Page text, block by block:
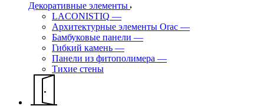
Декоративные элементы
LACONISTIQ —
Архитектурные элементы Orac —
Бамбуковые панели —
Гибкий камень —
Панели из фитополимера —
Тихие стены